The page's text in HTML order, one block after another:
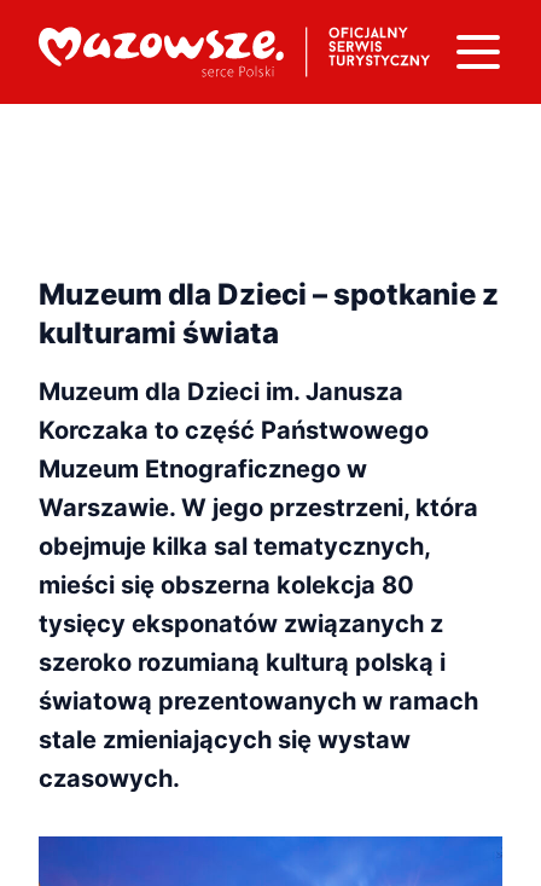
Muzeum dla Dzieci – spotkanie z
kulturami świata
Muzeum dla Dzieci im. Janusza
Korczaka to część Państwowego
Muzeum Etnograficznego w
Warszawie. W jego przestrzeni, która
obejmuje kilka sal tematycznych,
mieści się obszerna kolekcja 80
tysięcy eksponatów związanych z
szeroko rozumianą kulturą polską i
światową prezentowanych w ramach
stale zmieniających się wystaw
czasowych.